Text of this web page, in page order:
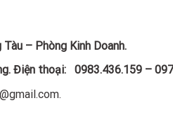
– Phòng Kinh Doanh.
Điện thoại: 0983.436.159 –